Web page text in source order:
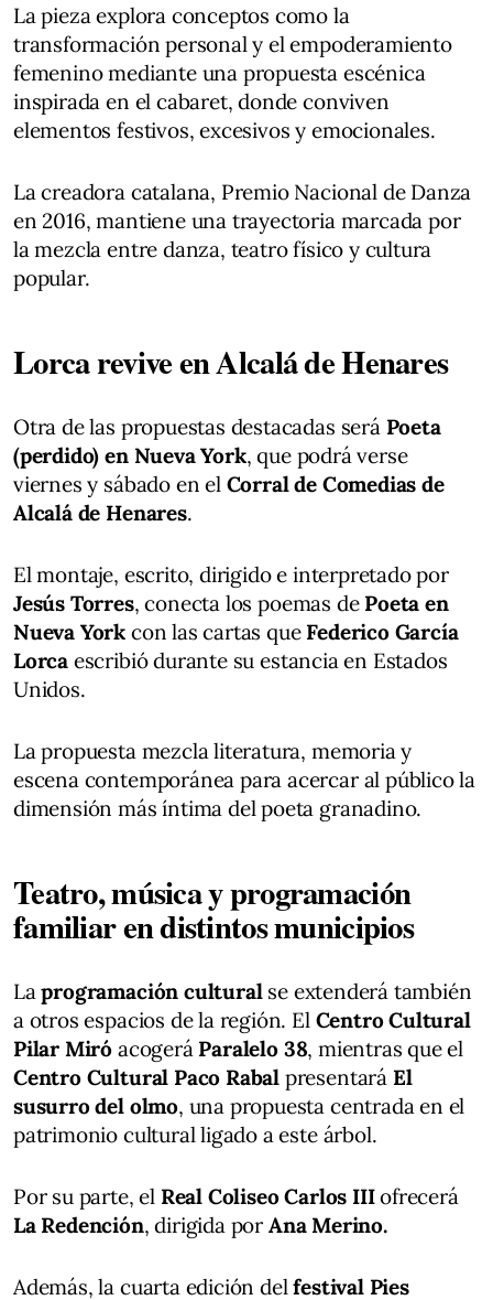
La pieza explora conceptos como la
transformación personal y el empoderamiento
femenino mediante una propuesta escénica
inspirada en el cabaret, donde conviven
elementos festivos, excesivos y emocionales.
La creadora catalana, Premio Nacional de Danza
en 2016, mantiene una trayectoria marcada por
la mezcla entre danza, teatro físico y cultura
popular.
Lorca revive en Alcalá de Henares
Otra de las propuestas destacadas será Poeta
(perdido) en Nueva York, que podrá verse
viernes y sábado en el Corral de Comedias de
Alcalá de Henares.
El montaje, escrito, dirigido e interpretado por
Jesús Torres, conecta los poemas dePoeta en
Nueva York con las cartas que Federico García
Lorca escribió durante su estancia en Estados
Unidos.
La propuesta mezcla literatura, memoria y
escena contemporánea para acercar al público la
dimensión más íntima del poeta granadino.
Teatro, música y programación
familiar en distintos municipios
Laprogramación culturalse extenderá también
a otros espacios de la región. El Centro Cultural
Pilar Miró acogerá Paralelo 38, mientras que el
Centro Cultural Paco Rabal presentará El
susurro del olmo, una propuesta centrada en el
patrimonio cultural ligado a este árbol.
Por su parte, el Real Coliseo Carlos IIIofrecerá
La Redención, dirigida por Ana Merino.
Además, la cuarta edición delfestival Pies